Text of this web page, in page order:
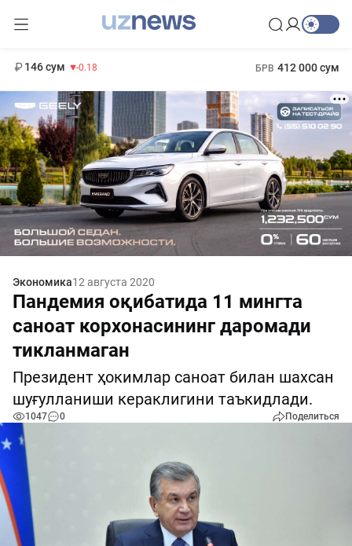
146 сум -0.18 БРВ 412 000 сум
Экономика12 августа 2020
Пандемия оқибатида 11 мингта
саноат корхонасининг даромади
тикланмаган
Президент ҳокимлар саноат билан шахсан
шуғулланиши кераклигини таъкидлади.
1047 0 Поделиться